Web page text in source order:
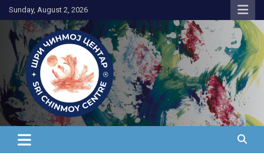
Skip
to
content
Sunday, August 2, 2026
Медитација